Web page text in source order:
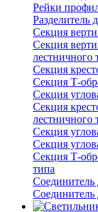
Рейки
Разделитель
Секция
Секция
лестничного
Секция
Секция Т-
Секция
Секция
лестничного
Секция
Секция
Секция Т-
типа
Соединитель